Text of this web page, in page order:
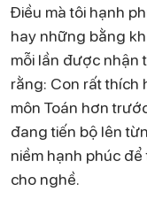
Điều mà tôi hạnh
hay những bằng
mỗi lần được nhận
rằng: Con rất thích
môn Toán hơn
đang tiến bộ lên
niềm hạnh phúc
cho nghề.